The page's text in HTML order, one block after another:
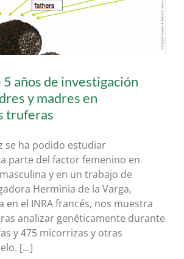
5 años de investigación
y madres en
truferas
se ha podido estudiar
parte del factor femenino en
y en un trabajo de
Herminia de la Varga,
en el INRA francés, nos muestra
analizar genéticamente durante
y 475 micorrizas y otras
[...]